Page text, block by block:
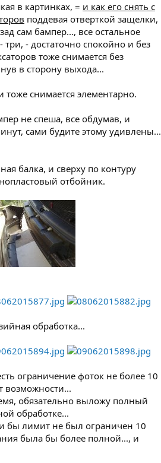
в картинках, = и как его снять с
поддевая отверткой защелки,
сам бампер..., все остальное
три, - достаточно спокойно и без
тоже снимается без
в сторону выхода...
тоже снимается элементарно.
не спеша, все обдумав, и
сами будите этому удивлены...
балка, и сверху по контуру
отбойник.
обработка...
ограничение фоток не более 10
возможности...
обязательно выложу полный
обработке...
бы лимит не был ограничен 10
была бы более полной..., и